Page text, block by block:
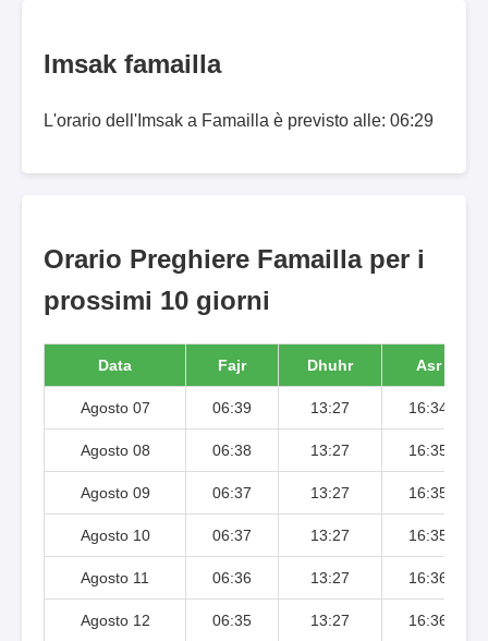
Imsak famailla
L'orario dell'Imsak a Famailla è previsto alle: 06:29
Orario Preghiere Famailla per i
prossimi 10 giorni
Data Fajr Dhuhr Asr
Agosto 07 06:39 13:27 16:34
Agosto 08 06:38 13:27 16:35
Agosto 09 06:37 13:27 16:35
Agosto 10 06:37 13:27 16:35
Agosto 11 06:36 13:27 16:36
Agosto 12 06:35 13:27 16:36